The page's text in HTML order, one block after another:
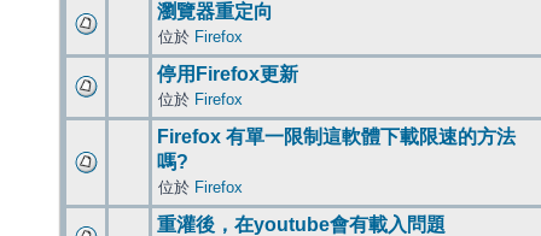
瀏覽器重定向
位於 Firefox
停用Firefox更新
位於 Firefox
Firefox 有單一限制這軟體下載限速的方法
嗎?
位於 Firefox
重灌後，在youtube會有載入問題